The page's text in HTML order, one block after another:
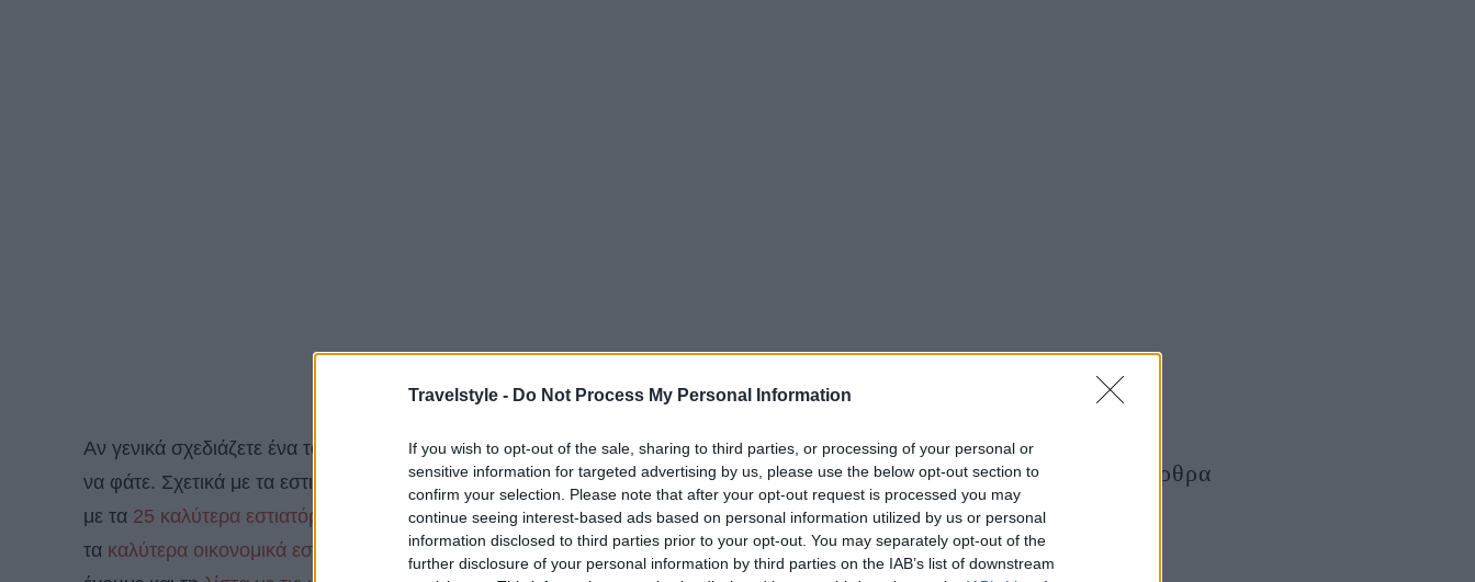
Travelstyle - Do Not Process My Personal Information
If you wish to opt-out of the sale, sharing to third parties, or processing of your personal or
sensitive information for targeted advertising by us, please use the below opt-out section to
confirm your selection. Please note that after your opt-out request is processed you may
continue seeing interest-based ads based on personal information utilized by us or personal
information disclosed to third parties prior to your opt-out. You may separately opt-out of the
further disclosure of your personal information by third parties on the IAB’s list of downstream
Αν γενικά σχεδιάζετε ένα ταξίδι στο Λονδίνο σημαντικό μέρος του ταξιδιού είναι που να μείνετε και που
να φάτε. Σχετικά με τα εστιατόρια στο Λονδίνο για να μην χαθείτε στο χάος… εδώ έχουμε τη λίστα μας
με τα 25 καλύτερα εστιατόρια στο Λονδίνο, εδώπου θα φάτε τα καλύτερα fish n chipsκαι εδώ
τα καλύτερα οικονομικά εστιατόρια στο Λονδίνο! Μετά τον πλήρη οδηγό φαγητού για το Λονδίνο
Τελευταία Άρθρα